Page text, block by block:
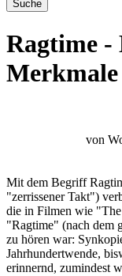
Ragtime -
Merkmale
von
Mit dem Begriff
"zerrissener Takt")
die in Filmen wie
"Ragtime" (nach dem
zu hören war:
Jahrhundertwende,
erinnernd, zumindest